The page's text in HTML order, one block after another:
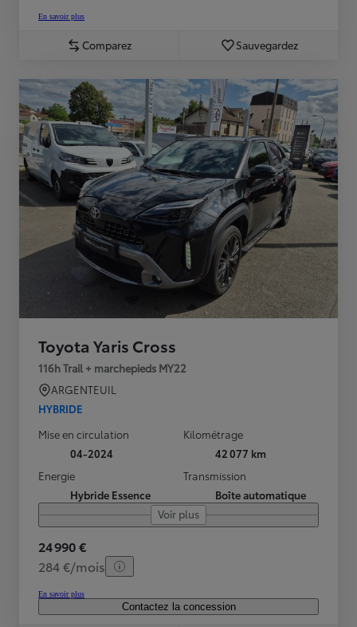
En savoir plus
Comparez Sauvegardez
Toyota Yaris Cross
116h Trail + marchepieds MY22
ARGENTEUIL
HYBRIDE
Mise en circulation
04-2024
Kilométrage
42 077 km
Energie
Hybride Essence
Transmission
Boîte automatique
Voir plus
24 990 €
284 €/mois
En savoir plus
Contactez la concession